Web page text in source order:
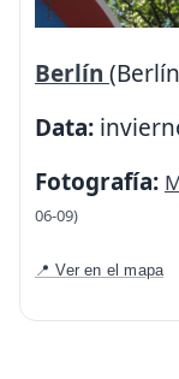
Berlín
Data:
Fotografía:
06-09)
📍 Ver en el mapa